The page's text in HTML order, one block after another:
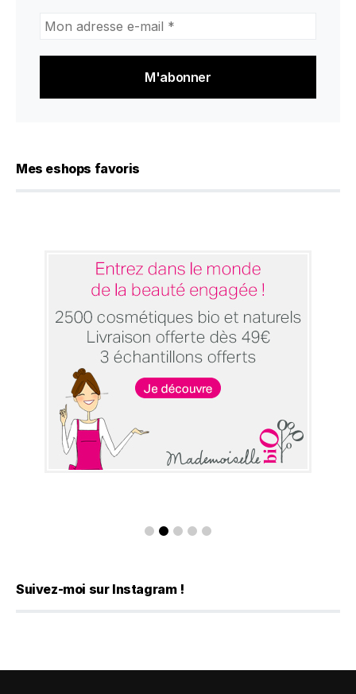
adresse
mail
Mes eshops favoris
Suivez-moi sur Instagram !